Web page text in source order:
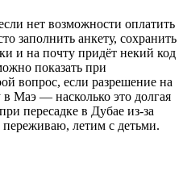
нет возможности оплатить
заполнить анкету, сохранить
и на почту придёт некий код
показать при
вопрос, если разрешение на
в Маэ — насколько это долгая
пересадке в Дубае из-за
переживаю, летим с детьми.